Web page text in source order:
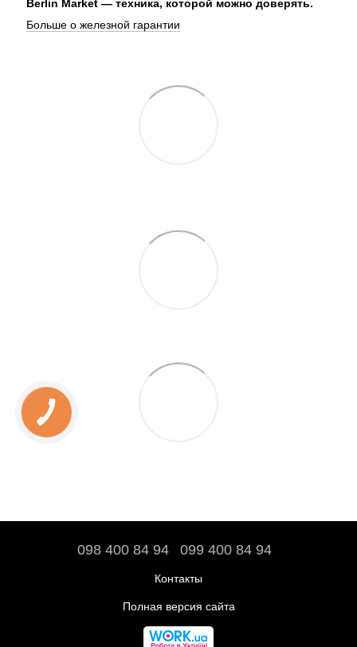
Berlin Market — техника, которой можно доверять.
Больше о железной гарантии
098 400 84 94‬ 099 400 84 94
Контакты
Полная версия сайта